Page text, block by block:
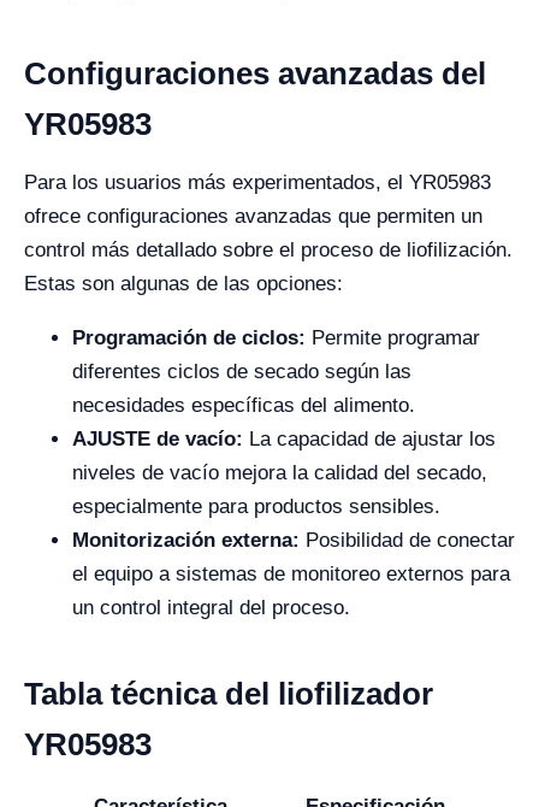
Configuraciones avanzadas del
YR05983
Para los usuarios más experimentados, el YR05983
ofrece configuraciones avanzadas que permiten un
control más detallado sobre el proceso de liofilización.
Estas son algunas de las opciones:
Programación de ciclos: Permite programar
diferentes ciclos de secado según las
necesidades específicas del alimento.
AJUSTE de vacío: La capacidad de ajustar los
niveles de vacío mejora la calidad del secado,
especialmente para productos sensibles.
Monitorización externa: Posibilidad de conectar
el equipo a sistemas de monitoreo externos para
un control integral del proceso.
Tabla técnica del liofilizador
YR05983